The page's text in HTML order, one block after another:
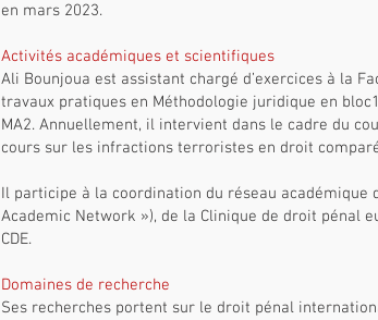
en mars 2023.
Activités académiques et scientifiques
Ali Bounjoua est assistant chargé d’exercices à la
travaux pratiques en Méthodologie juridique en
MA2. Annuellement, il intervient dans le cadre du
cours sur les infractions terroristes en droit
Il participe à la coordination du réseau académique
Academic Network »), de la Clinique de droit pénal
CDE.
Domaines de recherche
Ses recherches portent sur le droit pénal